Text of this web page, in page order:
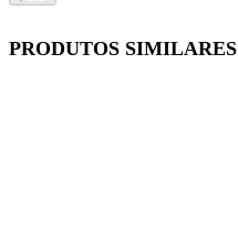
PRODUTOS SIMILARES